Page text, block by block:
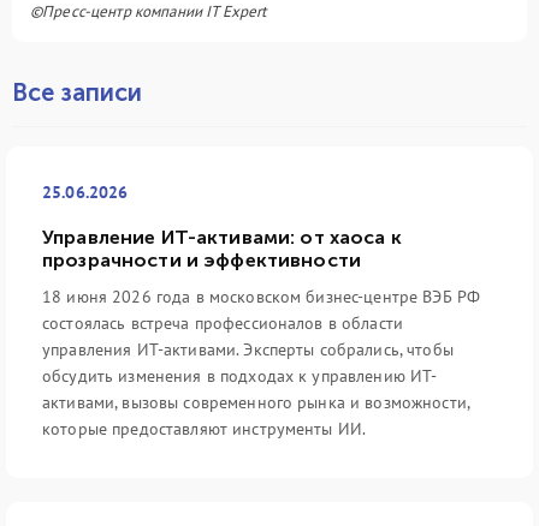
©Пресс-центр компании IT Expert
Все записи
25.06.2026
Управление ИТ-активами: от хаоса к
прозрачности и эффективности
18 июня 2026 года в московском бизнес-центре ВЭБ РФ
состоялась встреча профессионалов в области
управления ИТ-активами. Эксперты собрались, чтобы
обсудить изменения в подходах к управлению ИТ-
активами, вызовы современного рынка и возможности,
которые предоставляют инструменты ИИ.